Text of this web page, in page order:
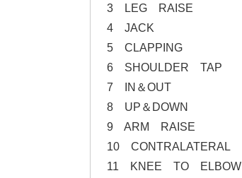
3 LEG RAISE
4 JACK
5 CLAPPING
6 SHOULDER TAP
7 IN＆OUT
8 UP＆DOWN
9 ARM RAISE
10 CONTRALATERAL
11 KNEE TO ELBOW